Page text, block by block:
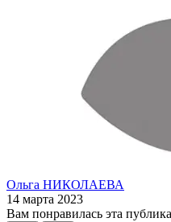
Ольга НИКОЛАЕВА
14 марта 2023
Вам понравилась эта